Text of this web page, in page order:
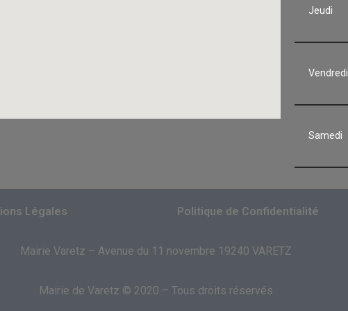
Jeudi
Vendredi
Samedi
Légales Politique de Confidentialité
Mairie Varetz – Avenue du 11 novembre 19240 VARETZ
Mairie de Varetz © 2020 – Tous droits réservés